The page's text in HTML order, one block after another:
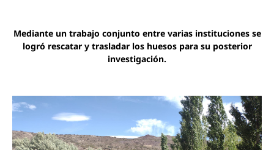
Mediante un trabajo conjunto entre varias instituciones se
logró rescatar y trasladar los huesos para su posterior
investigación.